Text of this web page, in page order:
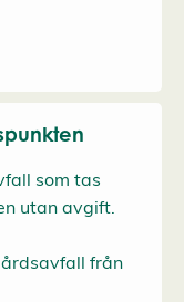
som tas
utan avgift.
från